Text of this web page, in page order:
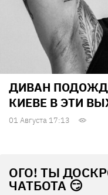
ДИВАН
КИЕВЕ В ЭТИ
01 Августа 17:13
ОГО! ТЫ
ЧАТБОТА 😏